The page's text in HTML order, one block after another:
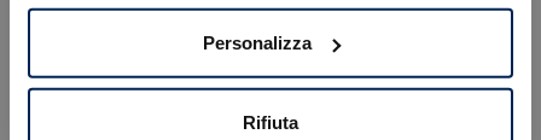
Personalizza
Rifiuta
04/2026
Alimentazione
Ibrida benzina
1199 cc